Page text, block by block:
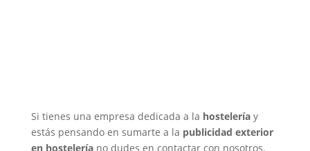
Si tienes una empresa dedicada a la hostelería y
estás pensando en sumarte a la publicidad exterior
en hosteleríano dudes en contactar con nosotros.